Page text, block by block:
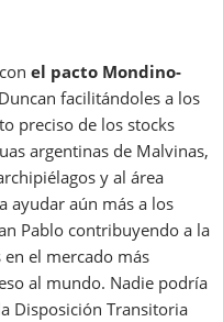
el pacto Mondino-
facilitándoles a los
preciso de los stocks
argentinas de Malvinas,
y al área
ayudar aún más a los
Pablo contribuyendo a la
el mercado más
al mundo. Nadie podría
Disposición Transitoria